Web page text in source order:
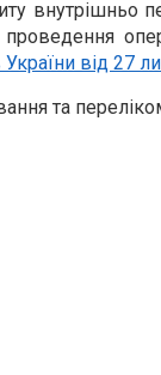
внутрішньо
України від 27
та